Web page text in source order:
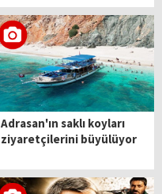
Adrasan'ın saklı koyları
ziyaretçilerini büyülüyor